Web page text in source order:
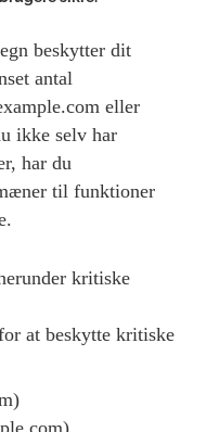
beskytter dit
antal
eller
ikke selv har
har du
til funktioner
kritiske
at beskytte kritiske